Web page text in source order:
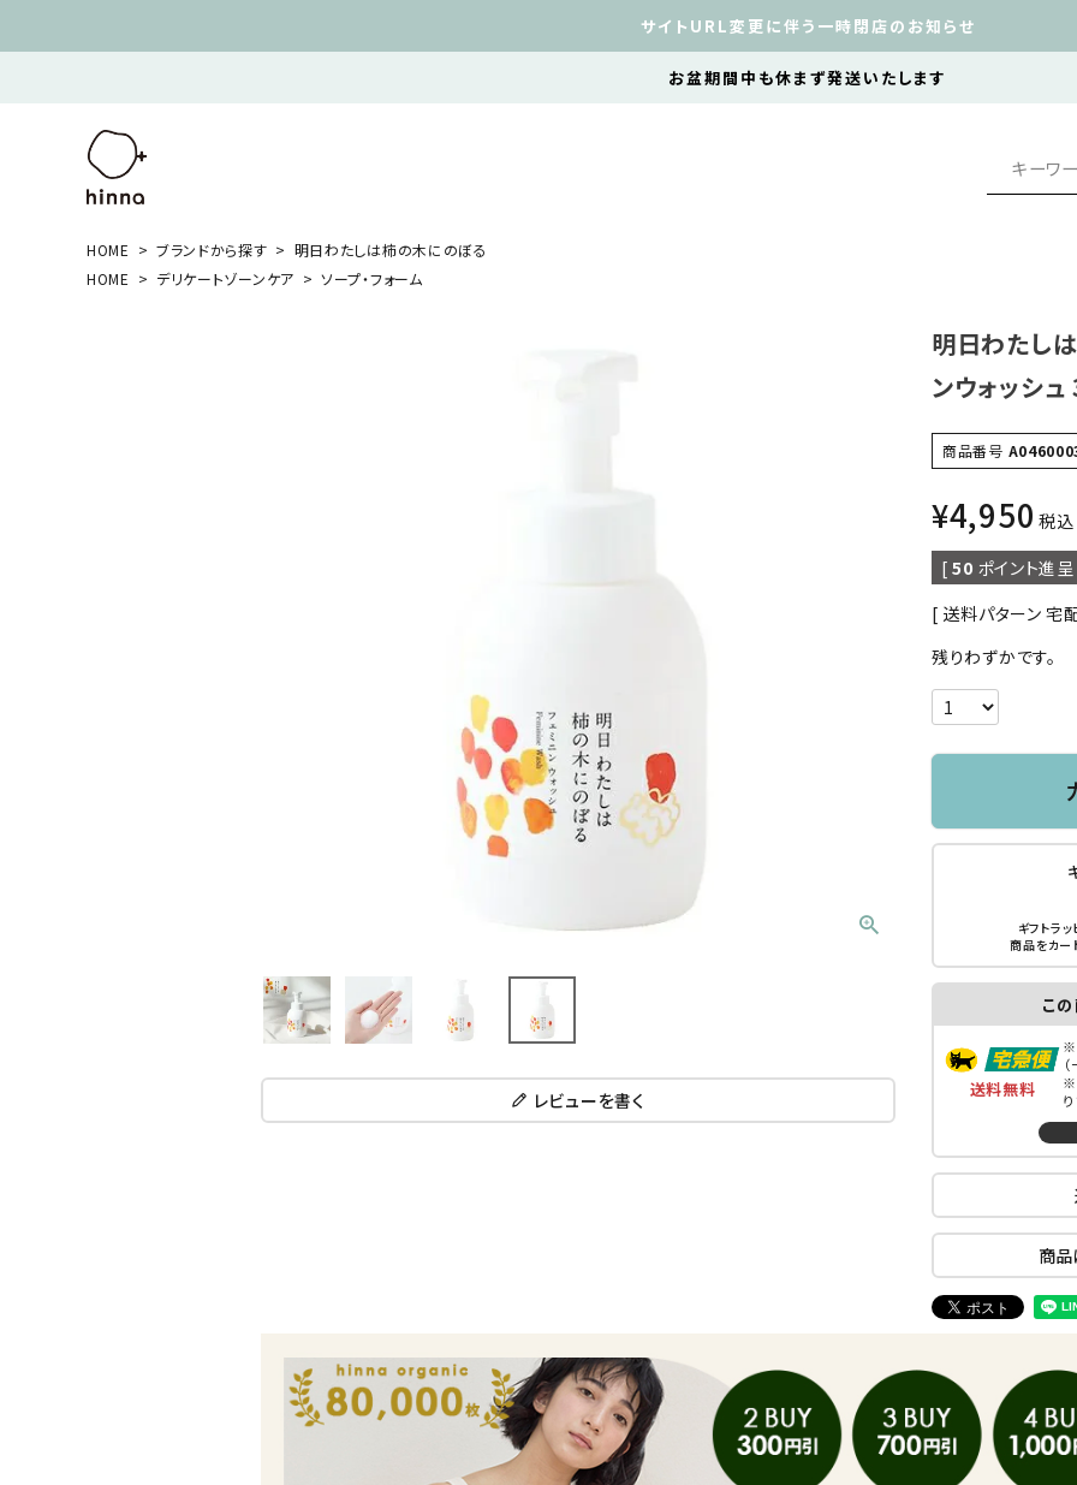
サイトURL変更に伴う一時閉店のお知らせ
お盆期間中も休まず発送いたします
HOME ブランドから探す
明日わたしは柿の木にのぼる
HOME
デリケートゾーンケア ソープ・フォーム
レビューを書く
明日わたし
ンウォッシ
商品番号
¥4,950 税込
[ 50 ポイント進
送料パターン 宅
残りわずかです。
ギフトラ
商品をカー
こ
送料無料
※
商品